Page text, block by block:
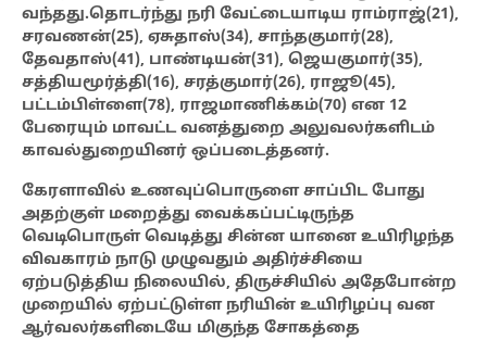
வந்தது.தொடர்ந்து நரி வேட்டையாடிய ராம்ராஜ்(21),
சரவணன்(25), ஏசுதாஸ்(34), சாந்தகுமார்(28),
தேவதாஸ்(41), பாண்டியன்(31), ஜெயகுமார்(35),
சத்தியமூர்த்தி(16), சரத்குமார்(26), ராஜூ(45),
பட்டம்பிள்ளை(78), ராஜமாணிக்கம்(70) என 12
பேரையும் மாவட்ட வனத்துறை அலுவலர்களிடம்
காவல்துறையினர் ஒப்படைத்தனர்.
கேரளாவில் உணவுப்பொருளை சாப்பிட போது
அதற்குள் மறைத்து வைக்கப்பட்டிருந்த
வெடிபொருள் வெடித்து சின்ன யானை உயிரிழந்த
விவகாரம் நாடு முழுவதும் அதிர்ச்சியை
ஏற்படுத்திய நிலையில், திருச்சியில் அதேபோன்ற
முறையில் ஏற்பட்டுள்ள நரியின் உயிரிழப்பு வன
ஆர்வலர்களிடையே மிகுந்த சோகத்தை